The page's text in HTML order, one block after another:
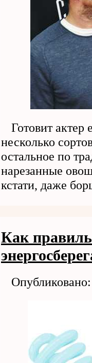
Готовит актер
несколько
остальное по
нарезанные
кстати, даже
Как